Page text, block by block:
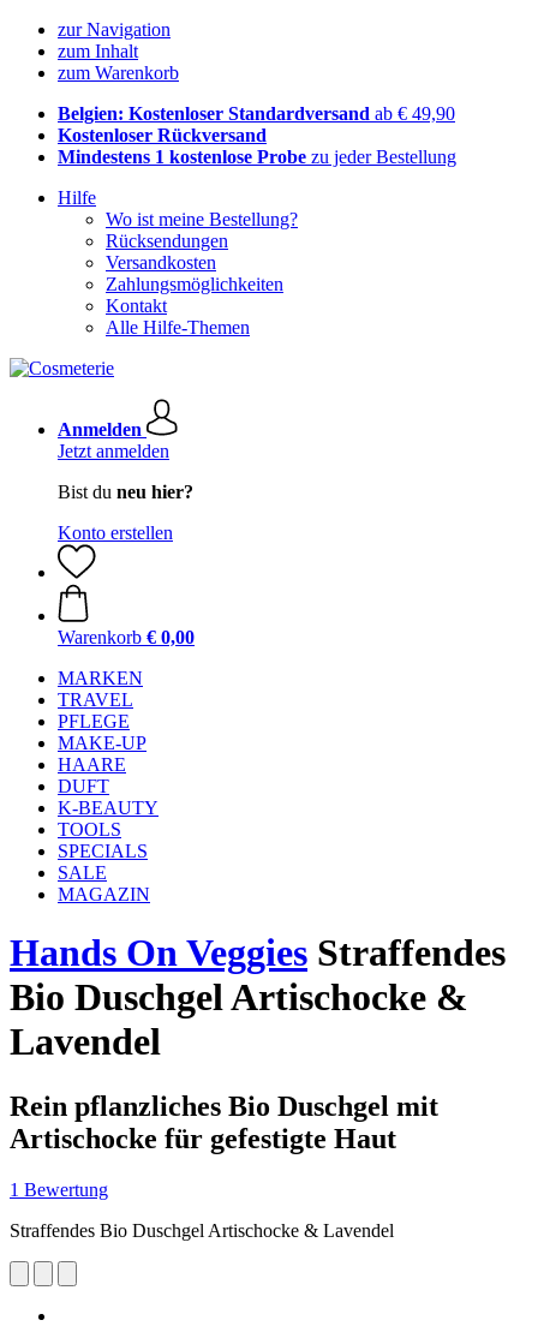
zur Navigation
zum Inhalt
zum Warenkorb
Belgien: Kostenloser Standardversand ab € 49,90
Kostenloser Rückversand
Mindestens 1 kostenlose Probe zu jeder Bestellung
Hilfe
Wo ist meine Bestellung?
Rücksendungen
Versandkosten
Zahlungsmöglichkeiten
Kontakt
Alle Hilfe-Themen
Anmelden
Jetzt anmelden
Bist du neu hier?
Konto erstellen
Warenkorb € 0,00
MARKEN
TRAVEL
PFLEGE
MAKE-UP
HAARE
DUFT
K-BEAUTY
TOOLS
SPECIALS
SALE
MAGAZIN
Hands On Veggies Straffendes
Bio Duschgel Artischocke &
Lavendel
Rein pflanzliches Bio Duschgel mit
Artischocke für gefestigte Haut
1 Bewertung
Straffendes Bio Duschgel Artischocke & Lavendel